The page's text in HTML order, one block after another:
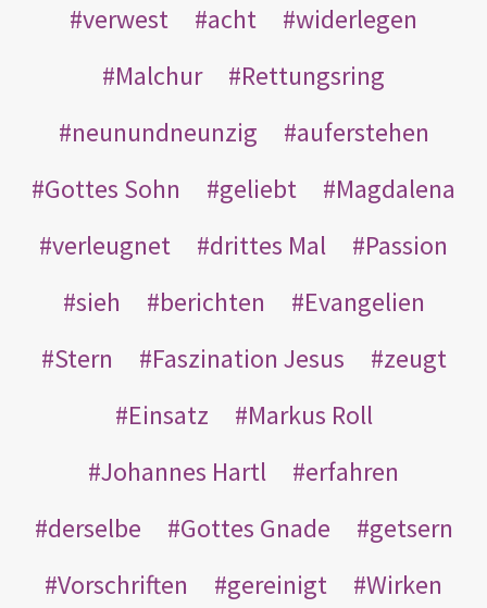
verwest
acht
widerlegen
Malchur
Rettungsring
neunundneunzig
auferstehen
Gottes Sohn
geliebt
Magdalena
verleugnet
drittes Mal
Passion
sieh
berichten
Evangelien
Stern
Faszination Jesus
zeugt
Einsatz
Markus Roll
Johannes Hartl
erfahren
derselbe
Gottes Gnade
getsern
Vorschriften
gereinigt
Wirken